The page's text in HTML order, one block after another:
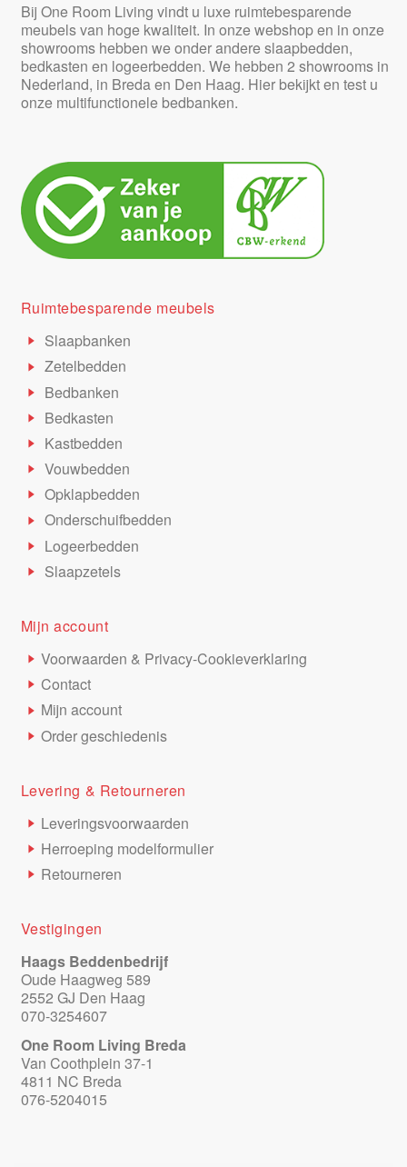
Bij One Room Living vindt u luxe ruimtebesparende
meubels van hoge kwaliteit. In onze webshop en in onze
showrooms hebben we onder andere slaapbedden,
bedkasten en logeerbedden. We hebben 2 showrooms in
Nederland, in Breda en Den Haag. Hier bekijkt en test u
onze multifunctionele bedbanken.
Ruimtebesparende meubels
Slaapbanken
Zetelbedden
Bedbanken
Bedkasten
Kastbedden
Vouwbedden
Opklapbedden
Onderschuifbedden
Logeerbedden
Slaapzetels
Mijn account
Voorwaarden & Privacy-Cookieverklaring
Contact
Mijn account
Order geschiedenis
Levering & Retourneren
Leveringsvoorwaarden
Herroeping modelformulier
Retourneren
Vestigingen
Haags Beddenbedrijf
Oude Haagweg 589
2552 GJ Den Haag
070-3254607
One Room Living Breda
Van Coothplein 37-1
4811 NC Breda
076-5204015